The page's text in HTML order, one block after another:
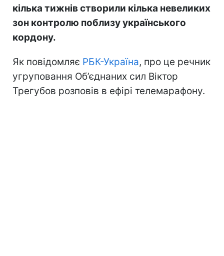
кілька тижнів створили кілька невеликих
зон контролю поблизу українського
кордону.
Як повідомляє РБК-Україна, про це речник
угруповання Об’єднаних сил Віктор
Трегубов розповів в ефірі телемарафону.